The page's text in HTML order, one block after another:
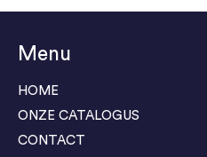
Menu
HOME
ONZE CATALOGUS
CONTACT